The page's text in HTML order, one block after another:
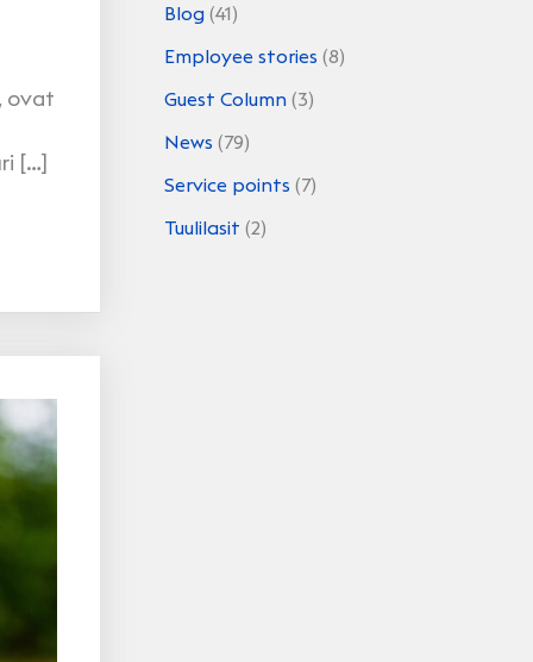
ovat
[…]
Blog (41)
Employee stories (8)
Guest Column (3)
News (79)
Service points (7)
Tuulilasit (2)